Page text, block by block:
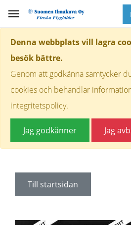
Denna webbplats vill lagra
besök bättre.
Genom att godkänna samtycker
cookies och behandlar
integritetspolicy.
Jag godkänner Jag
Till startsidan